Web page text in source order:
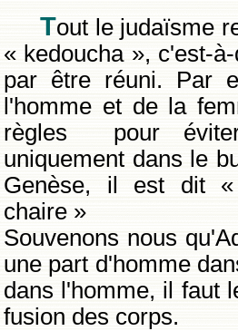
Tout le judaïsme
« kedoucha », c'est-
par être réuni. Par
l'homme et de la
règles pour
uniquement dans le
Genèse, il est dit
chaire »
Souvenons nous
une part d'homme
dans l'homme, il faut
fusion des corps.